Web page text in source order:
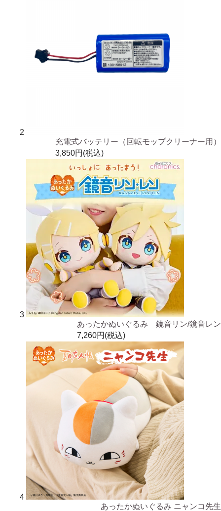
2
充電式バッテリー（回転モップクリーナー用）
3,850円(税込)
3
あったかぬいぐるみ 鏡音リン/鏡音レン
7,260円(税込)
4
あったかぬいぐるみ ニャンコ先生